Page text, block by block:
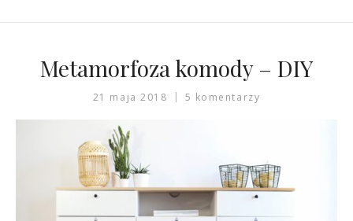
Metamorfoza komody – DIY
21 maja 2018 5 komentarzy